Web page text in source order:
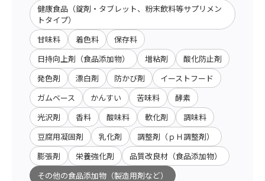
健康食品（錠剤・タブレット、粉末飲料等サプリメン
トタイプ）
甘味料 着色料 保存料
日持向上剤（食品添加物） 増粘剤 酸化防止剤
発色剤 漂白剤 防かび剤 イーストフード
ガムベース かんすい 苦味料 酵素
光沢剤 香料 酸味料 軟化剤 調味料
豆腐用凝固剤 乳化剤 調整剤（ｐＨ調整剤）
膨張剤 栄養強化剤 品質改良材（食品添加物）
その他の食品添加物（製造用剤など）